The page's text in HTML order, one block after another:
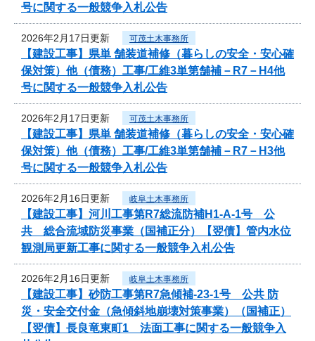
号に関する一般競争入札公告
2026年2月17日更新 可茂土木事務所
【建設工事】県単 舗装道補修（暮らしの安全・安心確
保対策）他（債務）工事/工維3単第舗補－R7－H4他
号に関する一般競争入札公告
2026年2月17日更新 可茂土木事務所
【建設工事】県単 舗装道補修（暮らしの安全・安心確
保対策）他（債務）工事/工維3単第舗補－R7－H3他
号に関する一般競争入札公告
2026年2月16日更新 岐阜土木事務所
【建設工事】河川工事第R7総流防補H1-A-1号 公
共 総合流域防災事業（国補正分）【翌債】管内水位
観測局更新工事に関する一般競争入札公告
2026年2月16日更新 岐阜土木事務所
【建設工事】砂防工事第R7急傾補-23-1号 公共 防
災・安全交付金（急傾斜地崩壊対策事業）（国補正）
【翌債】長良竜東町1 法面工事に関する一般競争入